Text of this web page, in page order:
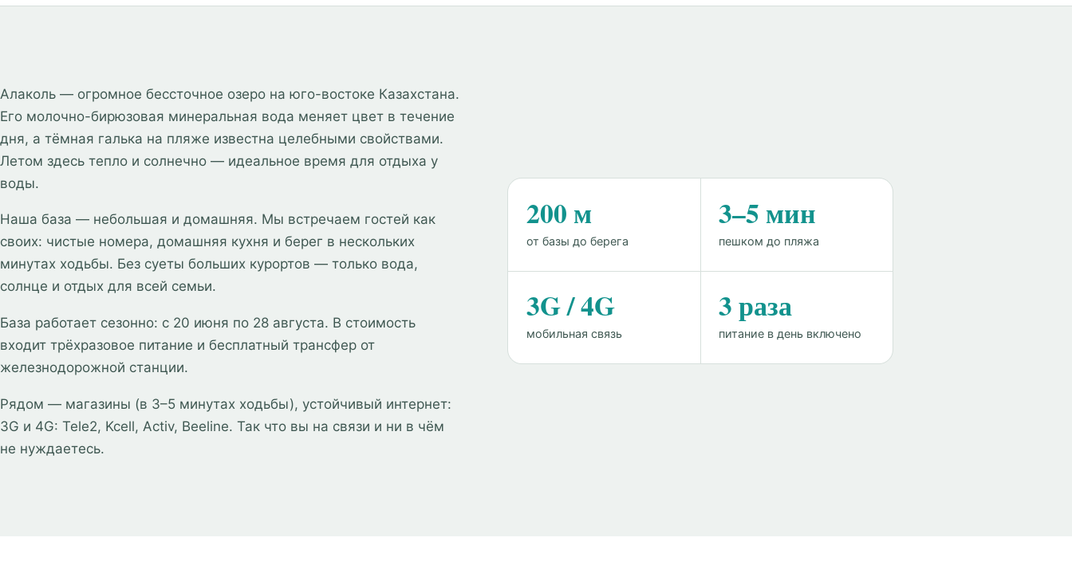
Алаколь — огромное бессточное озеро на юго-востоке Казахстана.
Его молочно-бирюзовая минеральная вода меняет цвет в течение
дня, а тёмная галька на пляже известна целебными свойствами.
Летом здесь тепло и солнечно — идеальное время для отдыха у
воды.
Наша база — небольшая и домашняя. Мы встречаем гостей как
своих: чистые номера, домашняя кухня и берег в нескольких
минутах ходьбы. Без суеты больших курортов — только вода,
солнце и отдых для всей семьи.
База работает сезонно: с 20 июня по 28 августа. В стоимость
входит трёхразовое питание и бесплатный трансфер от
железнодорожной станции.
Рядом — магазины (в 3–5 минутах ходьбы), устойчивый интернет:
3G и 4G: Tele2, Kcell, Activ, Beeline. Так что вы на связи и ни в чём
не нуждаетесь.
200 м
от базы до берега
3–5 мин
пешком до пляжа
3G / 4G
мобильная связь
3 раза
питание в день включено